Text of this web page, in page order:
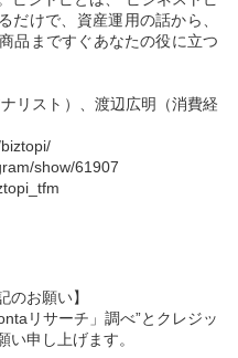
だけで、資産運用の話から、
品まですぐあなたの役に立つ
スト）、渡辺広明（消費経
show/61907
のお願い】
リサーチ」調べ”とクレジッ
い申し上げます。